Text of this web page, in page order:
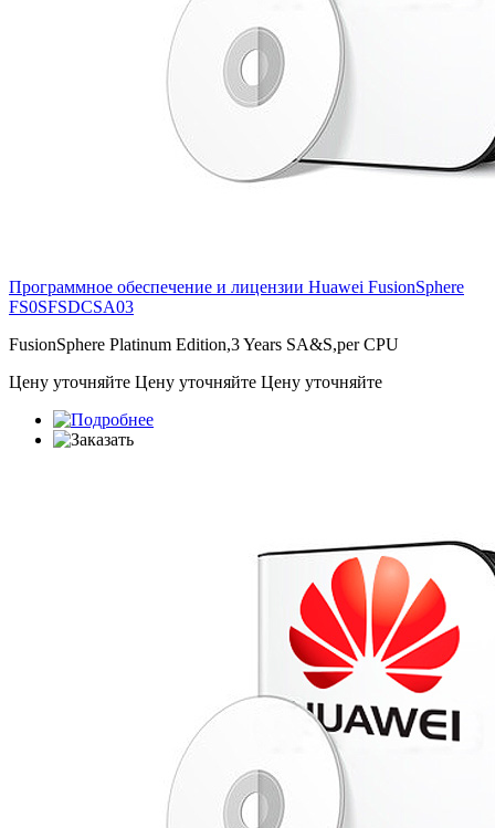
Программное обеспечение и лицензии Huawei FusionSphere
FS0SFSDCSA03
FusionSphere Platinum Edition,3 Years SA&S,per CPU
Цену уточняйте Цену уточняйте Цену уточняйте